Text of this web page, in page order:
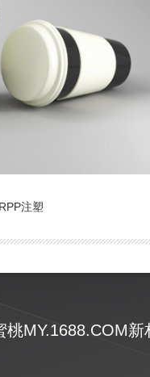
RPP注塑
桃MY.1688.COM